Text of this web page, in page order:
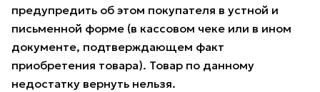
предупредить об этом покупателя в устной и
письменной форме (в кассовом чеке или в ином
документе, подтверждающем факт
приобретения товара). Товар по данному
недостатку вернуть нельзя.